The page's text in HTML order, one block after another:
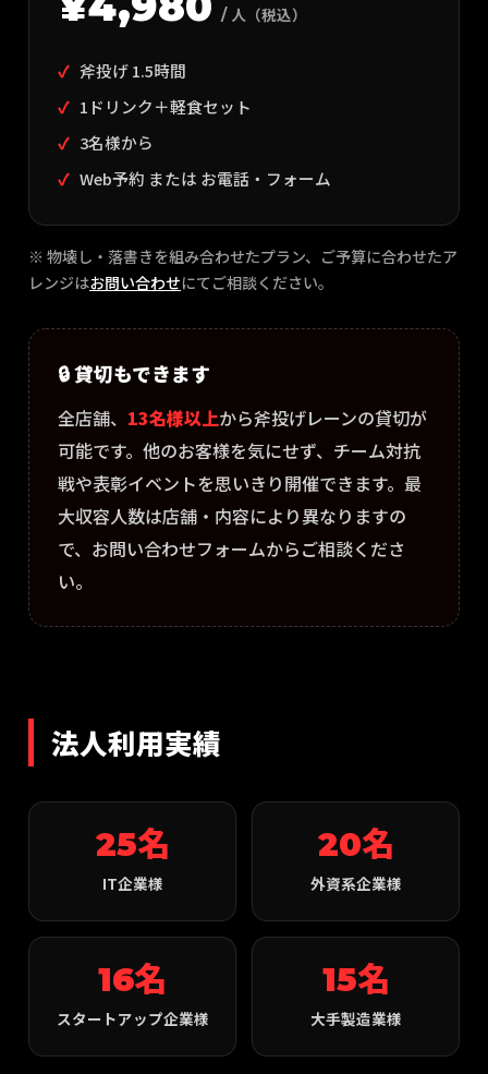
/ 人（税込）
斧投げ 1.5時間
1ドリンク＋軽食セット
3名様から
Web予約 または お電話・フォーム
※ 物壊し・落書きを組み合わせたプラン、ご予算に合わせたア
レンジはお問い合わせにてご相談ください。
🔒 貸切もできます
全店舗、 13名様以上から斧投げレーンの貸切が
可能です。他のお客様を気にせず、チーム対抗
戦や表彰イベントを思いきり開催できます。最
大収容人数は店舗・内容により異なりますの
で、お問い合わせフォームからご相談くださ
い。
法人利用実績
25名
IT企業様
20名
外資系企業様
16名
スタートアップ企業様
15名
大手製造業様